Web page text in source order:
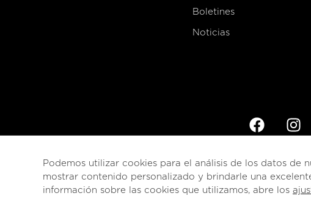
Boletines
Noticias
©
Podemos utilizar cookies para el análisis de los datos de
mostrar contenido personalizado y brindarle una
información sobre las cookies que utilizamos, abre los